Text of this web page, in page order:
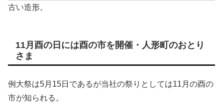
古い造形。
11月酉の日には酉の市を開催・人形町のおとり
さま
例大祭は5月15日であるが当社の祭りとしては11月の酉の
市が知られる。